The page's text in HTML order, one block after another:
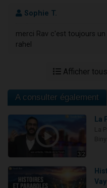
Sophie T.
merci Rav c'est toujours
rahel
Afficher
A consulter également
La